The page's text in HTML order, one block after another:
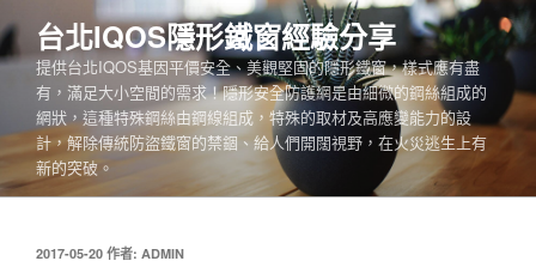
至
主
內
容
台北IQOS隱形鐵窗經驗分享
提供台北IQOS基因平價安全、美觀堅固的隱形鐵窗，樣式應有盡
有，滿足大小空間的需求！隱形安全防護網是由細微的鋼絲組成的
網狀，這種特殊鋼絲由鋼線組成，特殊的取材及高應變能力的設
計，解除傳統防盜鐵窗的禁錮、給人們開闊視野，在火災逃生上有
新的突破。
發
2017-05-20 作者: ADMIN